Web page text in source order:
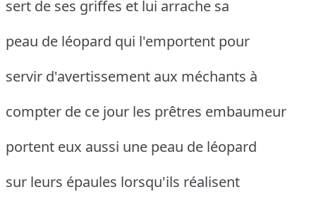
sert de ses griffes et lui arrache sa
peau de léopard qui l'emportent pour
servir d'avertissement aux méchants à
compter de ce jour les prêtres embaumeur
portent eux aussi une peau de léopard
sur leurs épaules lorsqu'ils réalisent